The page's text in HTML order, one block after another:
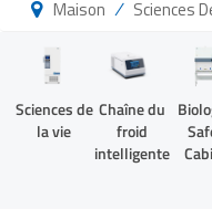
Maison / Sciences
Sciences de
la vie
Chaîne du
froid
intelligente